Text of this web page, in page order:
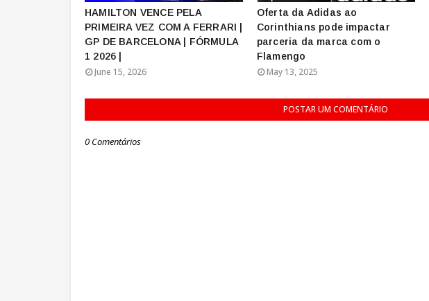
HAMILTON VENCE PELA
PRIMEIRA VEZ COM A FERRARI |
GP DE BARCELONA | FÓRMULA
1 2026 |
June 15, 2026
Oferta da Adidas ao
Corinthians pode impactar
parceria da marca com o
Flamengo
May 13, 2025
POSTAR UM COMENTÁRIO
0 Comentários